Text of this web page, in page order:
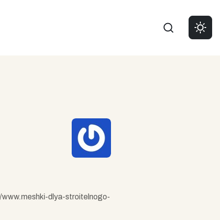
Buscar
www.meshki-dlya-stroitelnogo-